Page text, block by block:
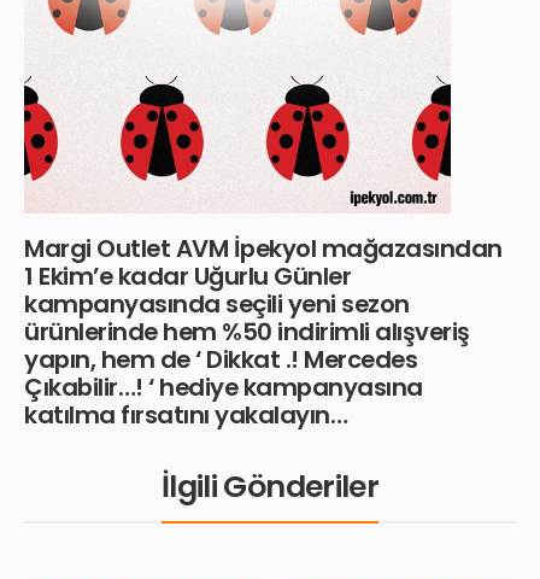
Margi Outlet AVM İpekyol mağazasından
1 Ekim’e kadar Uğurlu Günler
kampanyasında seçili yeni sezon
ürünlerinde hem %50 indirimli alışveriş
yapın, hem de ‘ Dikkat .! Mercedes
Çıkabilir…! ‘ hediye kampanyasına
katılma fırsatını yakalayın…
İlgili Gönderiler